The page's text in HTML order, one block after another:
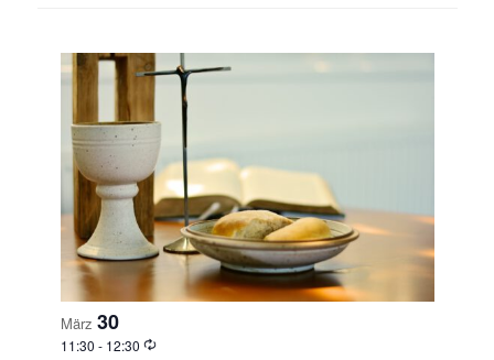
März 30
11:30 - 12:30